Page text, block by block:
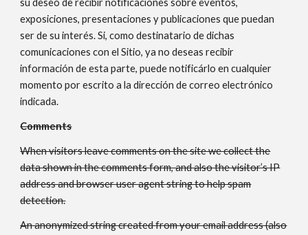
su deseo de recibir notificaciones sobre eventos,
exposiciones, presentaciones y publicaciones que puedan
ser de su interés. Si, como destinatario de dichas
comunicaciones con el Sitio, ya no deseas recibir
información de esta parte, puede notificárlo en cualquier
momento por escrito a la dirección de correo electrónico
indicada.
Comments
When visitors leave comments on the site we collect the
data shown in the comments form, and also the visitor’s IP
address and browser user agent string to help spam
detection.
An anonymized string created from your email address (also